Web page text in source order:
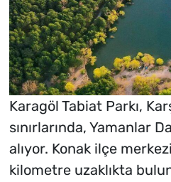
Karagöl Tabiat Parkı,
sınırlarında, Yamanlar
alıyor. Konak ilçe
kilometre uzaklıkta